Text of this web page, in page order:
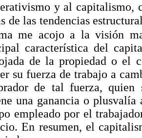
y al capitalismo,
de las tendencias
me acojo a la visión
característica del
de la propiedad o el
su fuerza de trabajo a
de tal fuerza, quien
una ganancia o
empleado por el
En resumen, el